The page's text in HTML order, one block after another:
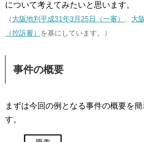
について考えてみたいと思います。
（大阪地判平成31年3月25日（一審） 、 大
（控訴審） を基にしています。）
事件の概要
まずは今回の例となる事件の概要を
す。